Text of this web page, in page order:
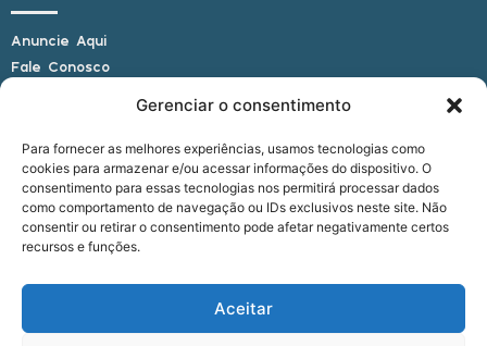
Gerenciar o consentimento
Para fornecer as melhores experiências, usamos tecnologias como
cookies para armazenar e/ou acessar informações do dispositivo. O
consentimento para essas tecnologias nos permitirá processar dados
como comportamento de navegação ou IDs exclusivos neste site. Não
consentir ou retirar o consentimento pode afetar negativamente certos
recursos e funções.
Aceitar
Anuncie Aqui
Fale Conosco
E-mail: alagoasbrasilnoticias@gmail.com
Telefone: (82) 9 9691-0391 (Whatsapp)
Responsável Técnico: Crysthyan Carlos
Rua do Sau - Centro - Anadia - AL - CEP: